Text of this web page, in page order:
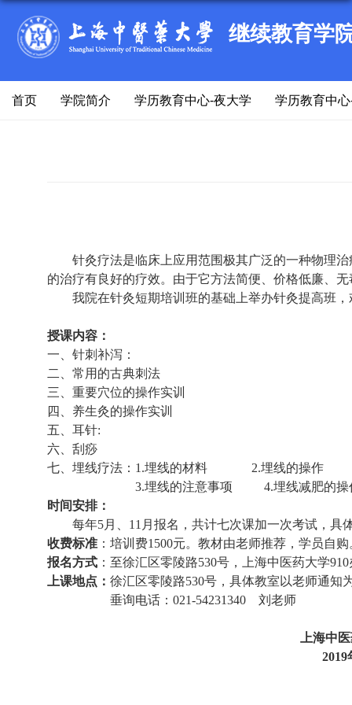
继续教育学
首页 学院简介 学历教育中心-夜大学 学历教育中
针灸疗法是临床上应用范围极其广泛的一种物理
的治疗有良好的疗效。由于它方法简便、价格低廉、
我院在针灸短期培训班的基础上举办针灸提高班
授课内容：
一、针刺补泻：
二、常用的古典刺法
三、重要穴位的操作实训
四、养生灸的操作实训
五、耳针:
六、刮痧
七、埋线疗法： 1.埋线的材料 2.埋线的操作
3.埋线的注意事项 4.埋线减肥的操
时间安排：
每年5月、 11 月报名，共计七次课加一次考试，具
收费标准 ：培训费1500元。教材由老师推荐，学员自购
报名方式 ：至徐汇区零陵路530号，上海中医药大学910
上课地点： 徐汇区零陵路530号，具体教室以老师通知
垂询电话： 021-54231340 刘老师
上海中
2019